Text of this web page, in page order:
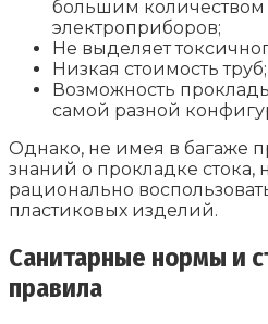
большим количеством
электроприборов;
Не выделяет
Низкая стоимость труб;
Возможность
самой разной
Однако, не имея в багаже
знаний о прокладке стока,
рационально
пластиковых изделий.
Санитарные нормы и
правила